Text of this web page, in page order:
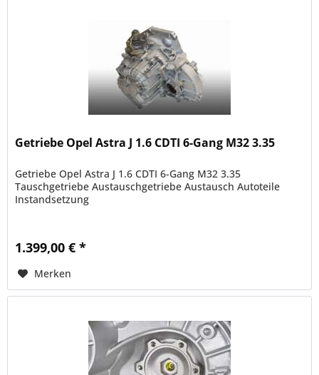
Getriebe Opel Astra J 1.6 CDTI 6-Gang M32 3.35
Getriebe Opel Astra J 1.6 CDTI 6-Gang M32 3.35
Tauschgetriebe Austauschgetriebe Austausch Autoteile
Instandsetzung
1.399,00 € *
Merken